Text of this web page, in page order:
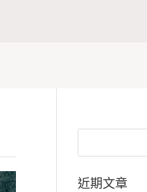
近期文章